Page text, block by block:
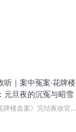
听｜案中冤案·花牌楼
元旦夜的沉冤与昭雪
牌楼血案》完结夜收官，